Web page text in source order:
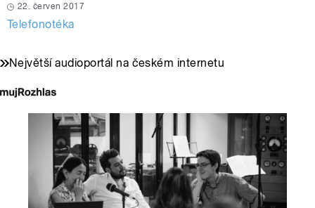
22. červen 2017
Telefonotéka
Největší audioportál na českém internetu